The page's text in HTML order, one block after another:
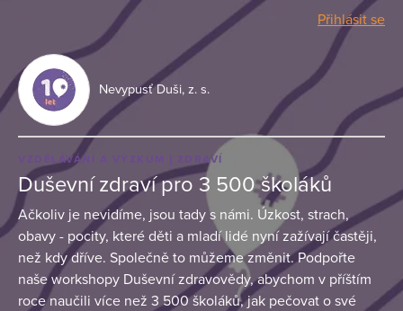
Přihlásit se
Nevypusť Duši, z. s.
VZDĚLÁVÁNÍ A VÝZKUM ZDRAVÍ
Duševní zdraví pro 3 500 školáků
Ačkoliv je nevidíme, jsou tady s námi. Úzkost, strach,
obavy - pocity, které děti a mladí lidé nyní zažívají častěji,
než kdy dříve. Společně to můžeme změnit. Podpořte
naše workshopy Duševní zdravovědy, abychom v příštím
roce naučili více než 3 500 školáků, jak pečovat o své